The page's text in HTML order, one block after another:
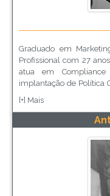
Graduado em
Profissional com 27
atua em
implantação de Política
para América Latina
Operacionais em
em Governança
todos os pilares de um
Internos. Atuação
Carreiras e Gestão
Controles Internos e
de Capacitação em
[+] Mais